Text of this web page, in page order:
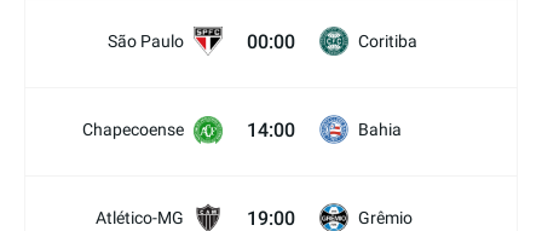
São Paulo 00:00 Coritiba
Chapecoense 14:00 Bahia
Atlético-MG 19:00 Grêmio